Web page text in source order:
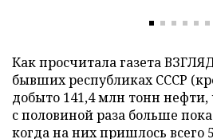
Как просчитала газета
бывших республиках СССР
добыто 141,4 млн тонн нефти,
с половиной раза больше
когда на них пришлось всего